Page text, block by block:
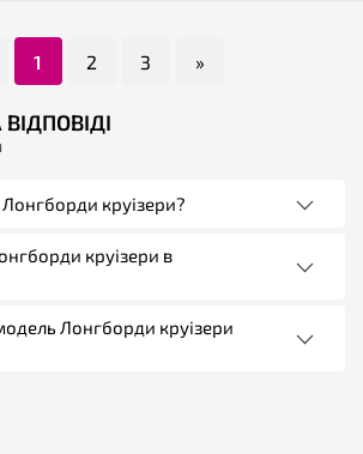
1 2 3 »
круізери?
круізери в
Лонгборди круізери